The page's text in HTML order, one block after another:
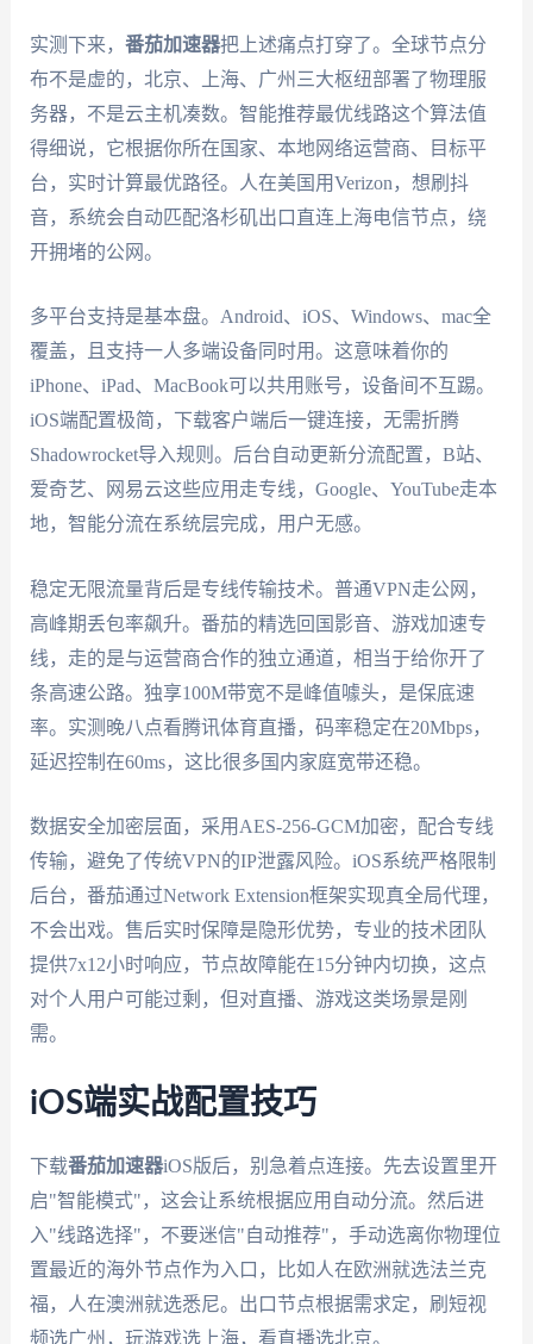
实测下来， 番茄加速器把上述痛点打穿了。全球节点分
布不是虚的，北京、上海、广州三大枢纽部署了物理服
务器，不是云主机凑数。智能推荐最优线路这个算法值
得细说，它根据你所在国家、本地网络运营商、目标平
台，实时计算最优路径。人在美国用Verizon，想刷抖
音，系统会自动匹配洛杉矶出口直连上海电信节点，绕
开拥堵的公网。
多平台支持是基本盘。Android、iOS、Windows、mac全
覆盖，且支持一人多端设备同时用。这意味着你的
iPhone、iPad、MacBook可以共用账号，设备间不互踢。
iOS端配置极简，下载客户端后一键连接，无需折腾
Shadowrocket导入规则。后台自动更新分流配置，B站、
爱奇艺、网易云这些应用走专线，Google、YouTube走本
地，智能分流在系统层完成，用户无感。
稳定无限流量背后是专线传输技术。普通VPN走公网，
高峰期丢包率飙升。番茄的精选回国影音、游戏加速专
线，走的是与运营商合作的独立通道，相当于给你开了
条高速公路。独享100M带宽不是峰值噱头，是保底速
率。实测晚八点看腾讯体育直播，码率稳定在20Mbps，
延迟控制在60ms，这比很多国内家庭宽带还稳。
数据安全加密层面，采用AES-256-GCM加密，配合专线
传输，避免了传统VPN的IP泄露风险。iOS系统严格限制
后台，番茄通过Network Extension框架实现真全局代理，
不会出戏。售后实时保障是隐形优势，专业的技术团队
提供7x12小时响应，节点故障能在15分钟内切换，这点
对个人用户可能过剩，但对直播、游戏这类场景是刚
需。
iOS端实战配置技巧
下载番茄加速器iOS版后，别急着点连接。先去设置里开
启"智能模式"，这会让系统根据应用自动分流。然后进
入"线路选择"，不要迷信"自动推荐"，手动选离你物理位
置最近的海外节点作为入口，比如人在欧洲就选法兰克
福，人在澳洲就选悉尼。出口节点根据需求定，刷短视
频选广州，玩游戏选上海，看直播选北京。